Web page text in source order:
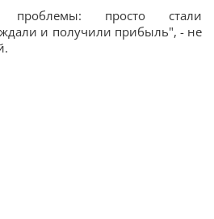
просто стали
и получили прибыль", - не